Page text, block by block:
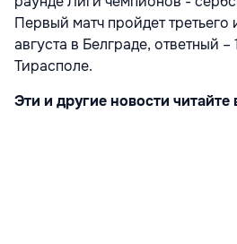
Первый матч пройдет третьего
августа в Белграде, ответный –
Тирасполе.
Эти и другие новости читайте